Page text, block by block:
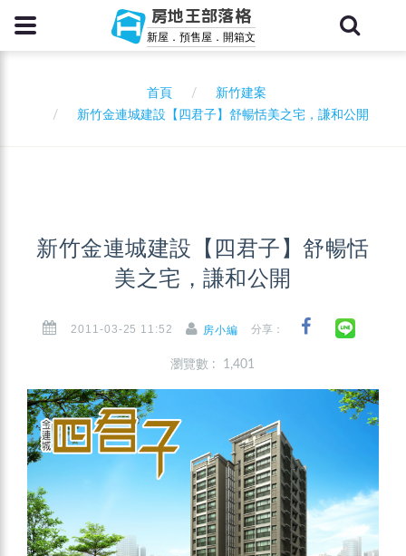
房地王部落格
新屋．預售屋．開箱文
首頁
新竹建案
新竹金連城建設【四君子】舒暢恬美之宅，謙和公開
新竹金連城建設【四君子】舒暢恬
美之宅，謙和公開
2011-03-25 11:52 房小編 分享：
瀏覽數 : 1,401